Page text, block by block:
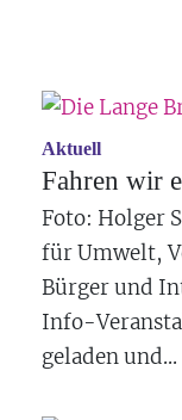
Aktuell
Fahren wir
Foto: Holger
für Umwelt,
Bürger und
Info-
geladen und...